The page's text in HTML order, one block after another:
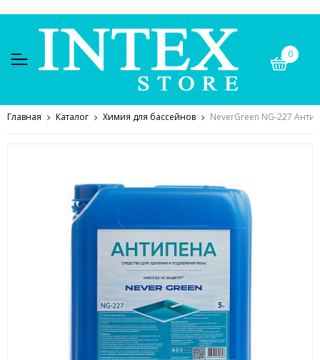
0
Главная Каталог Химия для бассейнов NeverGreen NG-227